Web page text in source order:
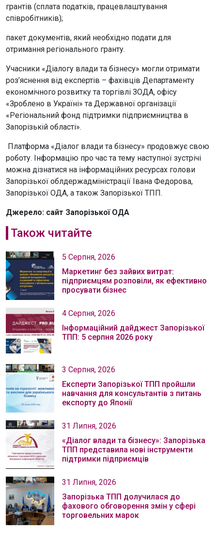
грантів (сплата податків, працевлаштування
співробітників);
пакет документів, який необхідно подати для
отримання регіонального гранту.
Учасники «Діалогу влади та бізнесу» могли отримати
роз’яснення від експертів – фахівців Департаменту
економічного розвитку та торгівлі ЗОДА, офісу
«Зроблено в Україні» та Державної організації
«Регіональний фонд підтримки підприємництва в
Запорізькій області».
Платформа «Діалог влади та бізнесу» продовжує свою
роботу. Інформацію про час та тему наступної зустрічі
можна дізнатися на інформаційних ресурсах голови
Запорізької облдержадміністрації Івана Федорова,
Запорізької ОДА, а також Запорізької ТПП.
Джерело: сайт Запорізької ОДА
Також читайте
5 Серпня, 2026
Маркетинг без зайвих витрат:
підприємцям розповіли, як ефективно
просувати бізнес
4 Серпня, 2026
Інформаційний дайджест Запорізької
ТПП: 5 серпня 2026 року
3 Серпня, 2026
Експерти Запорізької ТПП пройшли
навчання для консультантів з питань
експорту до Японії
31 Липня, 2026
«Діалог влади та бізнесу»: Запорізька
ТПП представила нові інструменти
підтримки підприємців
31 Липня, 2026
Запорізька ТПП долучилася до
фахового обговорення змін у сфері
торговельних марок